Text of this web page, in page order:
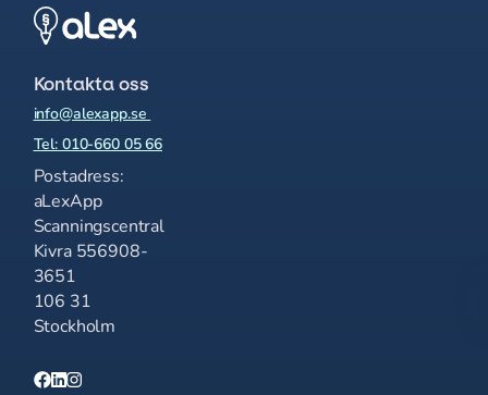
Kontakta oss
info@alexapp.se
Tel: 010-660 05 66
Postadress:
aLexApp
Scanningscentral
Kivra 556908-
3651
106 31
Stockholm